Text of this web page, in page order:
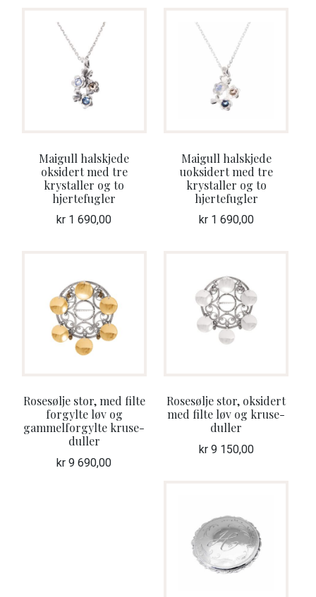
Maigull halskjede
oksidert med tre
krystaller og to
hjertefugler
kr 1 690,00
Maigull halskjede
uoksidert med tre
krystaller og to
hjertefugler
kr1 690,00
Rosesølje stor, med filte
forgylte løv og
gammelforgylte kruse-
duller
kr 9 690,00
Rosesølje stor, oksidert
med filte løv og kruse-
duller
kr9 150,00